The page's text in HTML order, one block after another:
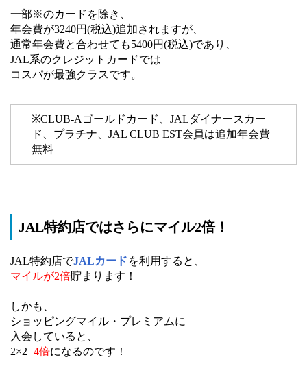
一部※のカードを除き、
年会費が3240円(税込)追加されますが、
通常年会費と合わせても5400円(税込)であり、
JAL系のクレジットカードでは
コスパが最強クラスです。
※CLUB-Aゴールドカード、JALダイナースカー
ド、プラチナ、JAL CLUB EST会員は追加年会費
無料
JAL特約店ではさらにマイル2倍！
JAL特約店でJALカード を利用すると、
マイルが2倍貯まります！
しかも、
ショッピングマイル・プレミアムに
入会していると、
2×2=4倍になるのです！